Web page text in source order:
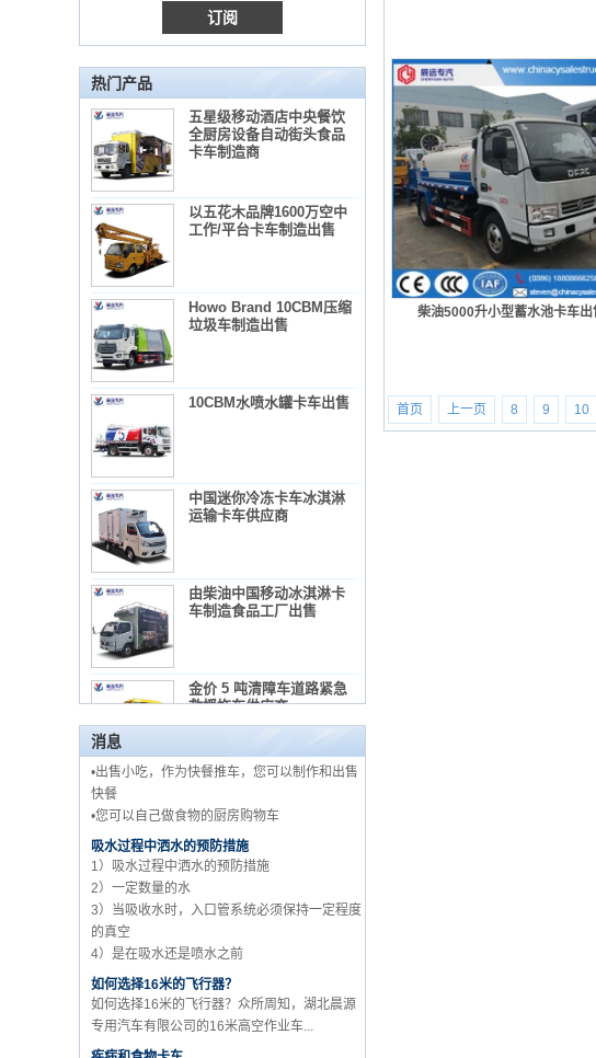
热门产品
五星级移动酒店中央餐饮
全厨房设备自动街头食品
卡车制造商
以五花木品牌1600万空中
工作/平台卡车制造出售
Howo Brand 10CBM压缩
垃圾车制造出售
10CBM水喷水罐卡车出售
中国迷你冷冻卡车冰淇淋
运输卡车供应商
由柴油中国移动冰淇淋卡
车制造食品工厂出售
金价 5 吨清障车道路紧急
救援拖车供应商
五十铃品牌工厂批发 3 吨
消息
使用混凝土搅拌机卡车所需的法规和预防措施
1）混凝土搅拌机卡车列表：
2）广告教师的管理要求
3）使用混凝土搅拌机卡车的录音
维护冷藏车辆的几项常见维护措施。
•出售小吃，作为快餐推车，您可以制作和出售
快餐
•您可以自己做食物的厨房购物车
吸水过程中洒水的预防措施
1）吸水过程中洒水的预防措施
2）一定数量的水
3）当吸收水时，入口管系统必须保持一定程度
的真空
4）是在吸水还是喷水之前
如何选择16米的飞行器？
如何选择16米的飞行器？众所周知，湖北晨源
专用汽车有限公司的16米高空作业车...
疾病和食物卡车
疾病和食物卡车 有人会询问疾病和食品卡车之
柴油5000升小型蓄水池卡车出
首页 上一页 8 9 10